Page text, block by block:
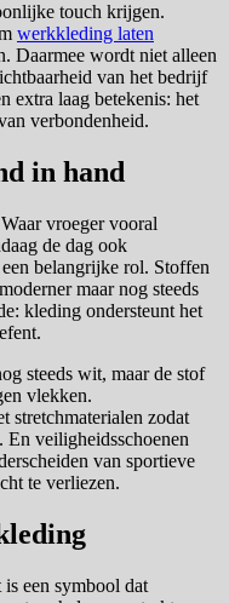
touch krijgen.
werkkleding laten
Daarmee wordt niet alleen
van het bedrijf
extra laag betekenis: het
verbondenheid.
in hand
vroeger vooral
de dag ook
belangrijke rol. Stoffen
maar nog steeds
kleding ondersteunt het
steeds wit, maar de stof
vlekken.
stretchmaterialen zodat
veiligheidsschoenen
van sportieve
te verliezen.
een symbool dat